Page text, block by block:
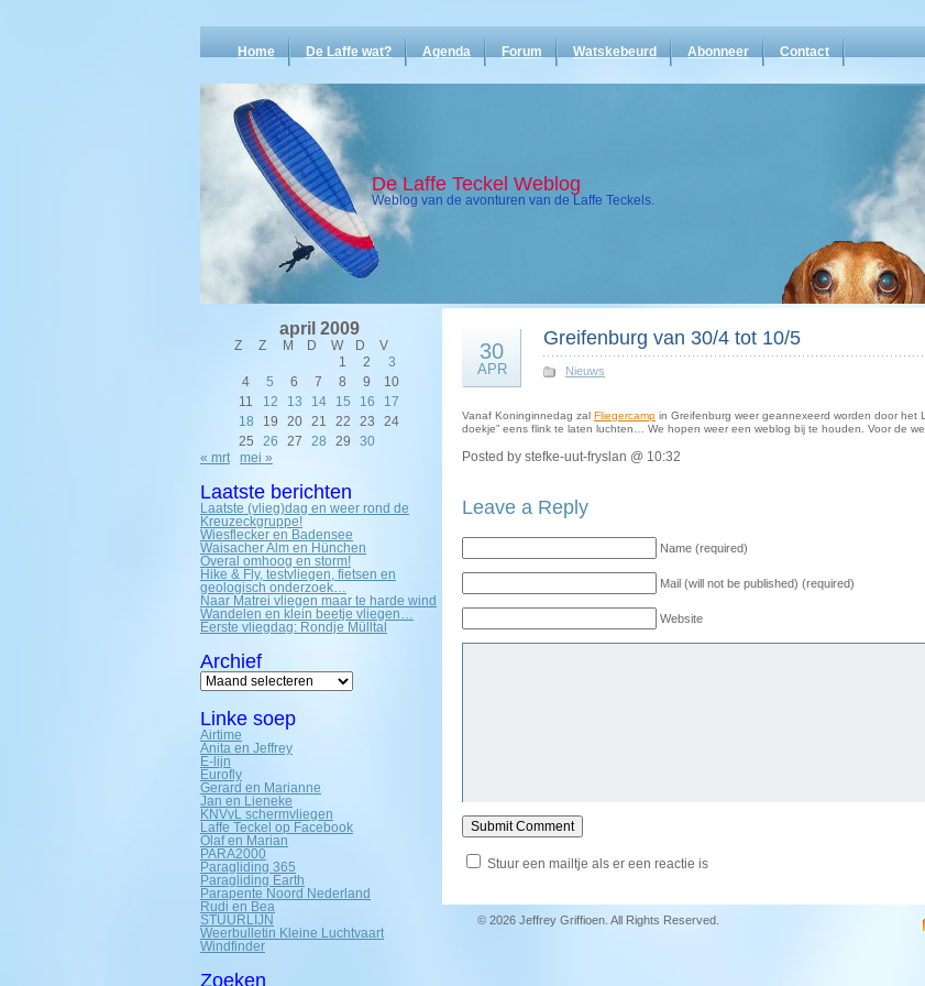
Home De Laffe wat? Agenda Forum Watskebeurd Abonneer Contact
De Laffe Teckel Weblog
Weblog van de avonturen van de Laffe Teckels.
april 2009
Z Z M D W D
V
1
2
3
4
5 6 7 8 9
10
11
12 13 14 15 16
17
18
19 20 21 22 23
24
25
26 27 28 29
30
« mrt
mei »
Laatste berichten
Laatste (vlieg)dag en weer rond de
Kreuzeckgruppe!
Wiesflecker en Badensee
Waisacher Alm en Hünchen
Overal omhoog en storm!
Hike & Fly, testvliegen, fietsen en
geologisch onderzoek…
Naar Matrei vliegen maar te harde wind
Wandelen en klein beetje vliegen…
Eerste vliegdag: Rondje Mülltal
Archief
Archief
Linke soep
Airtime
Anita en Jeffrey
E-lijn
Eurofly
Gerard en Marianne
Jan en Lieneke
KNVvL schermvliegen
Laffe Teckel op Facebook
Olaf en Marian
PARA2000
Paragliding 365
Paragliding Earth
Parapente Noord Nederland
Rudi en Bea
STUURLIJN
Weerbulletin Kleine Luchtvaart
Windfinder
Zoeken
30
APR
Greifenburg van 30/4 tot 10/5
Nieuws
Vanaf Koninginnedag zal Fliegercamp in Greifenburg weer geannexeerd worden door het
doekje” eens flink te laten luchten… We hopen weer een weblog bij te houden. Voor de
Posted by stefke-uut-fryslan @ 10:32
Leave a Reply
Name (required)
Mail (will not be published) (required)
Website
Stuur een mailtje als er een reactie is
© 2026 Jeffrey Griffioen. All Rights Reserved.